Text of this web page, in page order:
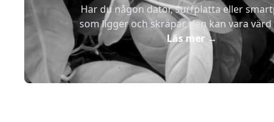
Har du någon dator, surfplatta eller
som ligger och skräpar, den kan vara
Läs mer→